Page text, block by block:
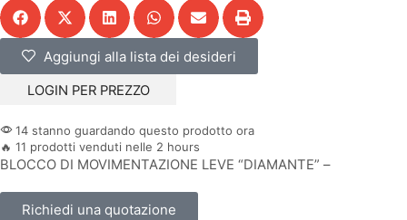
Aggiungi alla lista dei desideri
LOGIN PER PREZZO
14 stanno guardando questo prodotto ora
🔥 11 prodotti venduti nelle 2 hours
BLOCCO DI MOVIMENTAZIONE LEVE “DIAMANTE” –
Richiedi una quotazione